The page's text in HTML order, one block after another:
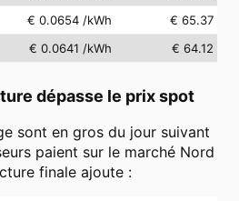
€ 0.0654 /kWh
€ 65.37
€ 0.0641 /kWh € 64.12
dépasse le prix spot
sont en gros du jour suivant
paient sur le marché Nord
finale ajoute :